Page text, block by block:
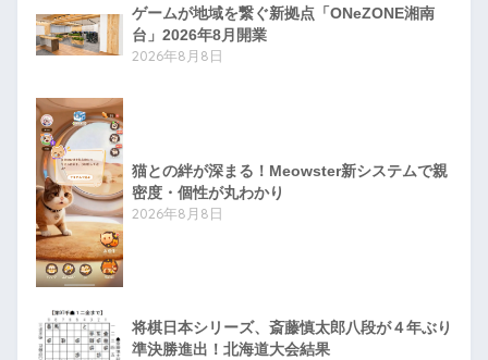
ゲームが地域を繋ぐ新拠点「ONeZONE湘南
台」2026年8月開業
2026年8月8日
猫との絆が深まる！Meowster新システムで親
密度・個性が丸わかり
2026年8月8日
将棋日本シリーズ、斎藤慎太郎八段が４年ぶり
準決勝進出！北海道大会結果